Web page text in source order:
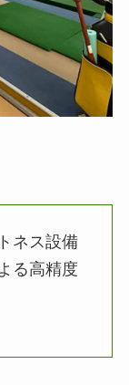
ネス設備
る高精度